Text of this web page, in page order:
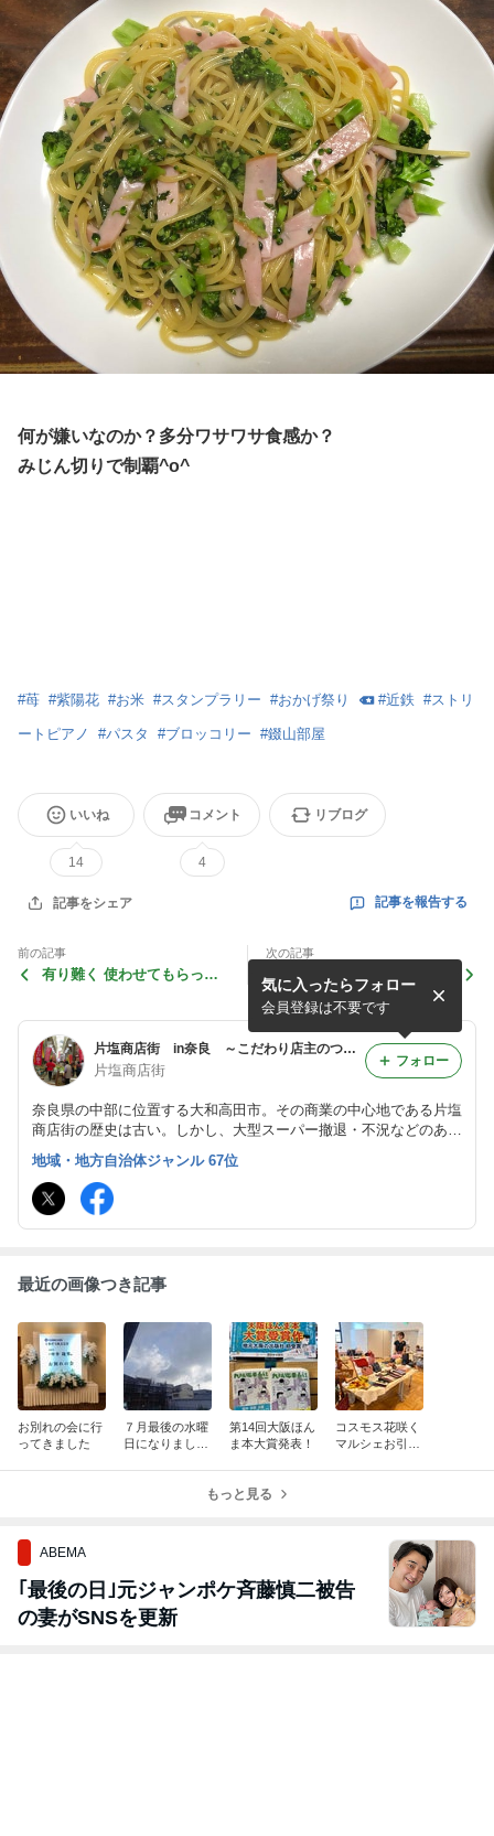
何が嫌いなのか？多分ワサワサ食感か？
みじん切りで制覇^o^
#苺 #紫陽花 #お米 #スタンプラリー #おかげ祭り #近鉄 #ストリ
ートピアノ #パスタ #ブロッコリー #錣山部屋
いいね
14
コメント
4
リブログ
記事をシェア 記事を報告する
前の記事
有り難く 使わせてもらって
次の記事
先週の続きです！！！
片塩商店街 in奈良 ～こだわり店主のつぶやき～
片塩商店街
奈良県の中部に位置する大和高田市。その商業の中心地である片塩
商店街の歴史は古い。しかし、大型スーパー撤退・不況などのあお
りを受け、必死に生き残りを模索しながら奮闘している店主達のつ
ぶやき…(￣‥￣)=3
気に入ったらフォロー
会員登録は不要です
フォロー
地域・地方自治体ジャンル 67位
最近の画像つき記事
お別れの会に行
ってきました
７月最後の水曜
日になりまし
第14回大阪ほん
ま本大賞発表！
コスモス花咲く
マルシェお引越
もっと見る
ABEMA
｢最後の日｣元ジャンポケ斉藤慎二被告
の妻がSNSを更新